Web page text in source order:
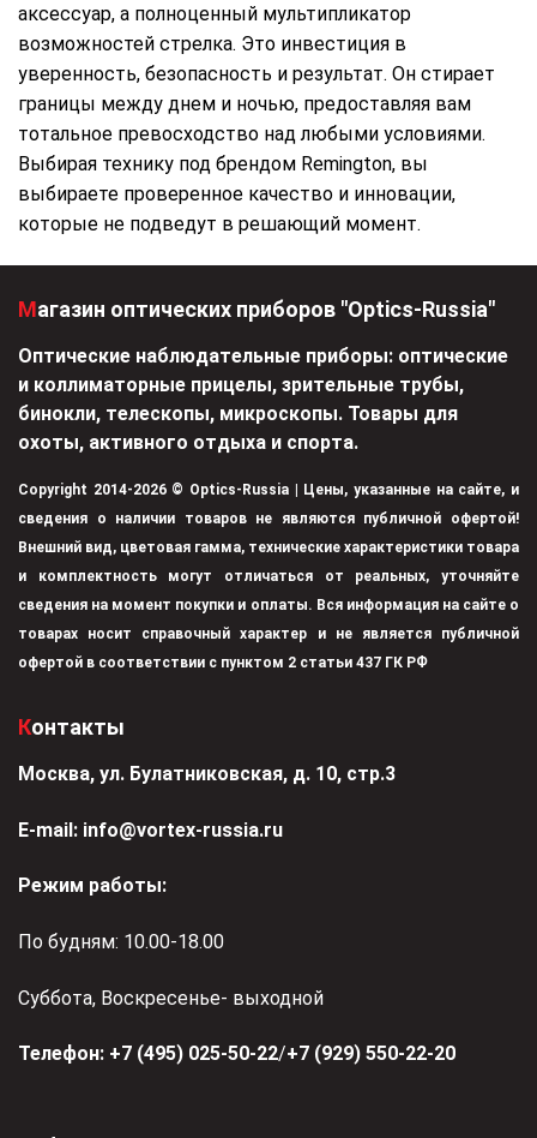
аксессуар, а полноценный мультипликатор
возможностей стрелка. Это инвестиция в
уверенность, безопасность и результат. Он стирает
границы между днем и ночью, предоставляя вам
тотальное превосходство над любыми условиями.
Выбирая технику под брендом Remington, вы
выбираете проверенное качество и инновации,
которые не подведут в решающий момент.
Магазин оптических приборов "Optics-Russia"
Оптические наблюдательные приборы: оптические
и коллиматорные прицелы, зрительные трубы,
бинокли, телескопы, микроскопы. Товары для
охоты, активного отдыха и спорта.
Copyright 2014-2026 © Optics-Russia | Цены, указанные на сайте, и
сведения о наличии товаров не являются публичной офертой!
Внешний вид, цветовая гамма, технические характеристики товара
и комплектность могут отличаться от реальных, уточняйте
сведения на момент покупки и оплаты. Вся информация на сайте о
товарах носит справочный характер и не является публичной
офертой в соответствии с пунктом 2 статьи 437 ГК РФ
Контакты
Москва, ул. Булатниковская, д. 10, стр.3
Е-mail: info@vortex-russia.ru
Режим работы:
По будням: 10.00-18.00
Суббота, Воскресенье- выходной
Телефон: +7 (495) 025-50-22/+7 (929) 550-22-20